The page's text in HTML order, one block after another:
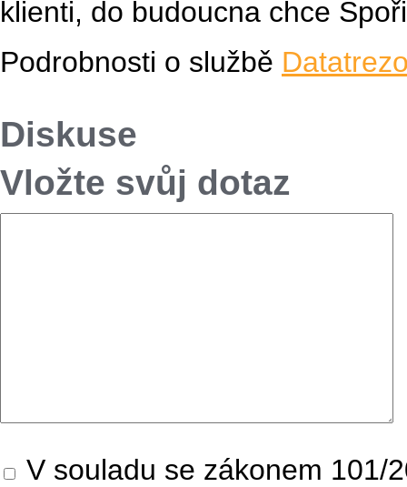
klienti, do budoucna chce
Podrobnosti o službě
Diskuse
Vložte svůj dotaz
V souladu se zákonem 101/